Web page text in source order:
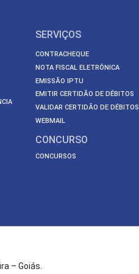
SERVIÇOS
CONTRACHEQUE
NOTA FISCAL ELETRÔNICA
EMISSÃO IPTU
EMITIR CERTIDÃO DE DÉBITOS
VALIDAR CERTIDÃO DE DÉBITOS
WEBMAIL
CONCURSO
CONCURSOS
– Goiás.